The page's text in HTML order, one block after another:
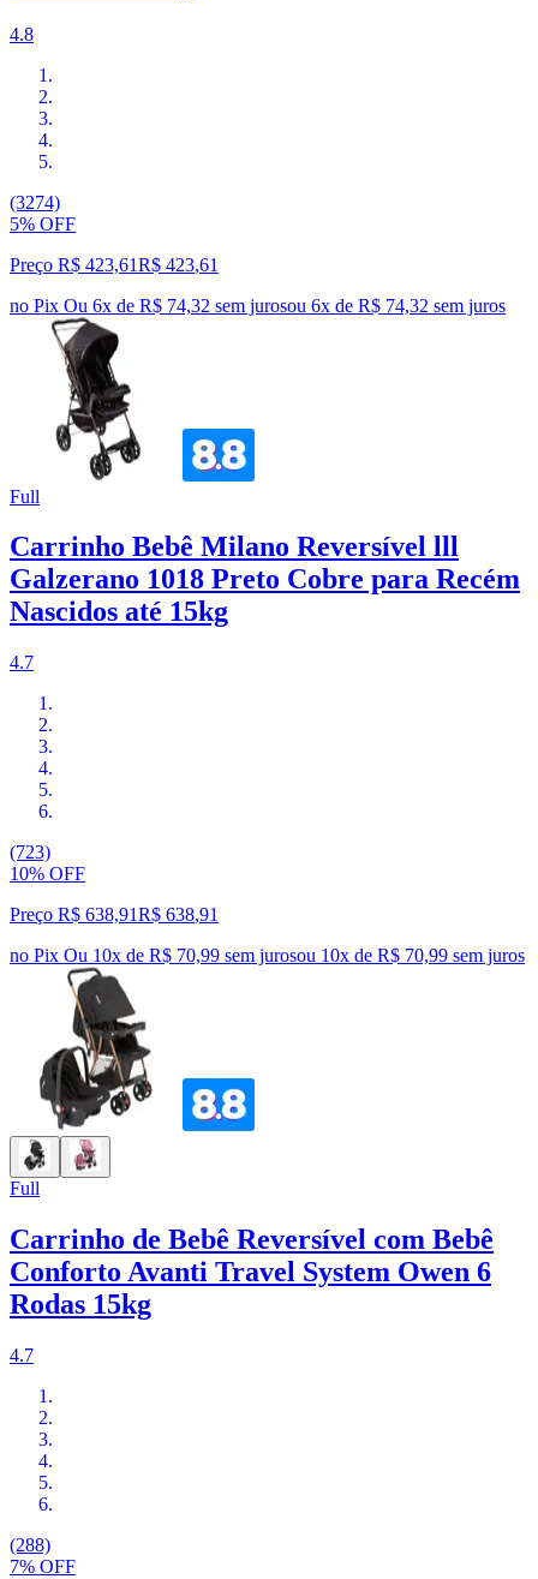
4.8
(3274)
5% OFF
Preço R$ 423,61R$ 423,61
no Pix Ou 6x de R$ 74,32 sem jurosou 6x de R$ 74,32 sem juros
Full
Carrinho Bebê Milano Reversível lll
Galzerano 1018 Preto Cobre para Recém
Nascidos até 15kg
4.7
(723)
10% OFF
Preço R$ 638,91R$ 638,91
no Pix Ou 10x de R$ 70,99 sem jurosou 10x de R$ 70,99 sem juros
Full
Carrinho de Bebê Reversível com Bebê
Conforto Avanti Travel System Owen 6
Rodas 15kg
4.7
(288)
7% OFF